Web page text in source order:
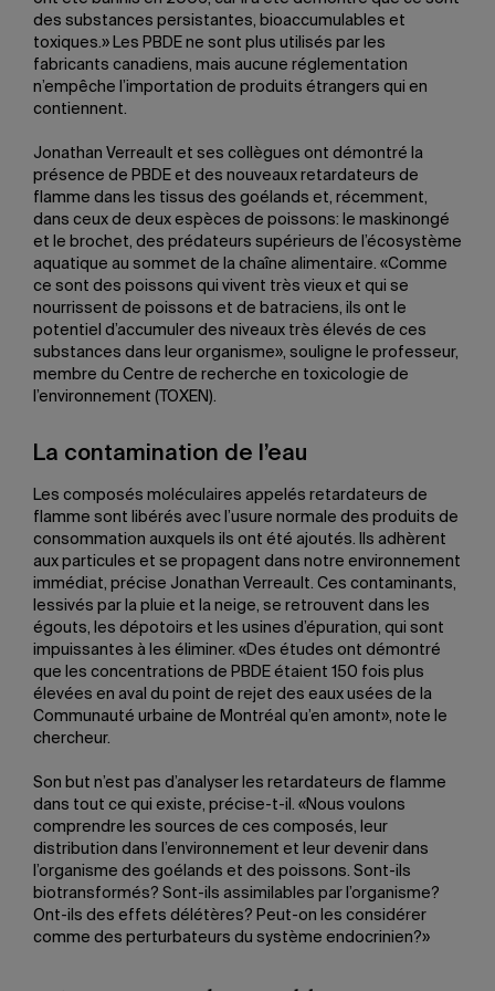
des substances persistantes, bioaccumulables et
toxiques.» Les PBDE ne sont plus utilisés par les
fabricants canadiens, mais aucune réglementation
n’empêche l’importation de produits étrangers qui en
contiennent.
Jonathan Verreault et ses collègues ont démontré la
présence de PBDE et des nouveaux retardateurs de
flamme dans les tissus des goélands et, récemment,
dans ceux de deux espèces de poissons: le maskinongé
et le brochet, des prédateurs supérieurs de l’écosystème
aquatique au sommet de la chaîne alimentaire. «Comme
ce sont des poissons qui vivent très vieux et qui se
nourrissent de poissons et de batraciens, ils ont le
potentiel d’accumuler des niveaux très élevés de ces
substances dans leur organisme», souligne le professeur,
membre du Centre de recherche en toxicologie de
l’environnement (TOXEN).
La contamination de l’eau
Les composés moléculaires appelés retardateurs de
flamme sont libérés avec l’usure normale des produits de
consommation auxquels ils ont été ajoutés. Ils adhèrent
aux particules et se propagent dans notre environnement
immédiat, précise Jonathan Verreault. Ces contaminants,
lessivés par la pluie et la neige, se retrouvent dans les
égouts, les dépotoirs et les usines d’épuration, qui sont
impuissantes à les éliminer. «Des études ont démontré
que les concentrations de PBDE étaient 150 fois plus
élevées en aval du point de rejet des eaux usées de la
Communauté urbaine de Montréal qu’en amont», note le
chercheur.
Son but n’est pas d’analyser les retardateurs de flamme
dans tout ce qui existe, précise-t-il. «Nous voulons
comprendre les sources de ces composés, leur
distribution dans l’environnement et leur devenir dans
l’organisme des goélands et des poissons. Sont-ils
biotransformés? Sont-ils assimilables par l’organisme?
Ont-ils des effets délétères? Peut-on les considérer
comme des perturbateurs du système endocrinien?»